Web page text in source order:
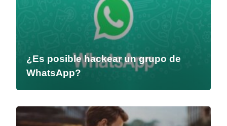
¿Es posible hackear un grupo de
WhatsApp?